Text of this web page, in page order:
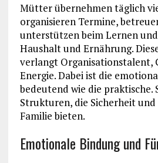
Mütter übernehmen täglich
organisieren Termine,
unterstützen beim Lernen
Haushalt und Ernährung.
verlangt Organisationstalent,
Energie. Dabei ist die
bedeutend wie die praktische.
Strukturen, die Sicherheit
Familie bieten.
Emotionale Bindung und